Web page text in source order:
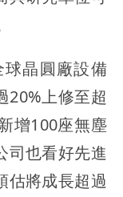
晶圓廠設備
20%上修至超
增100座無塵
司也看好先進
估將成長超過